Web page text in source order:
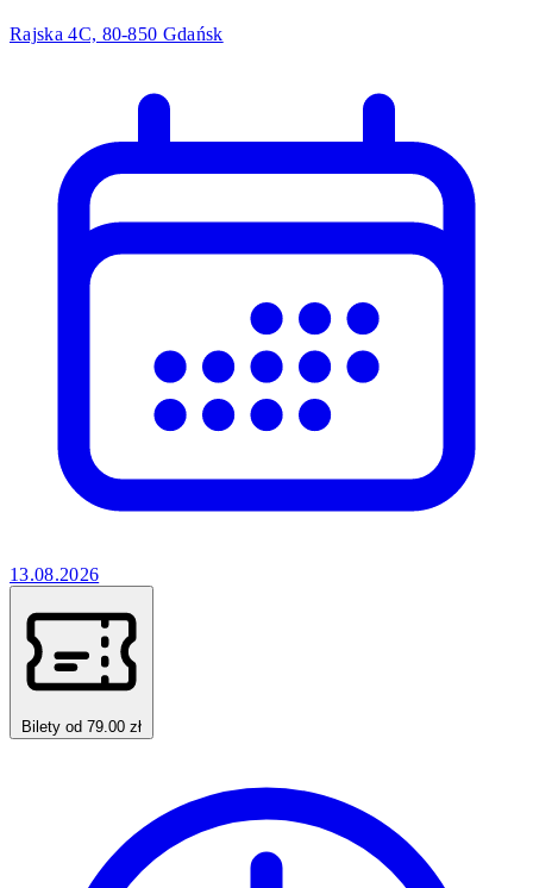
Rajska 4C, 80-850 Gdańsk
13.08.2026
Bilety od 79.00 zł